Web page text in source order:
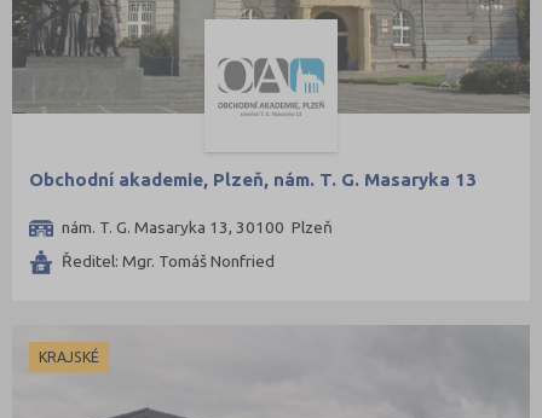
Obchodní akademie, Plzeň, nám. T. G. Masaryka 13
nám. T. G. Masaryka 13, 30100 Plzeň
Ředitel: Mgr. Tomáš Nonfried
KRAJSKÉ